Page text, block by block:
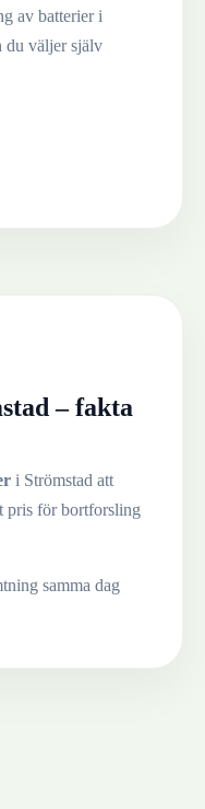
av batterieri
du väljer själv
– fakta
i Strömstad att
pris för bortforsling
samma dag